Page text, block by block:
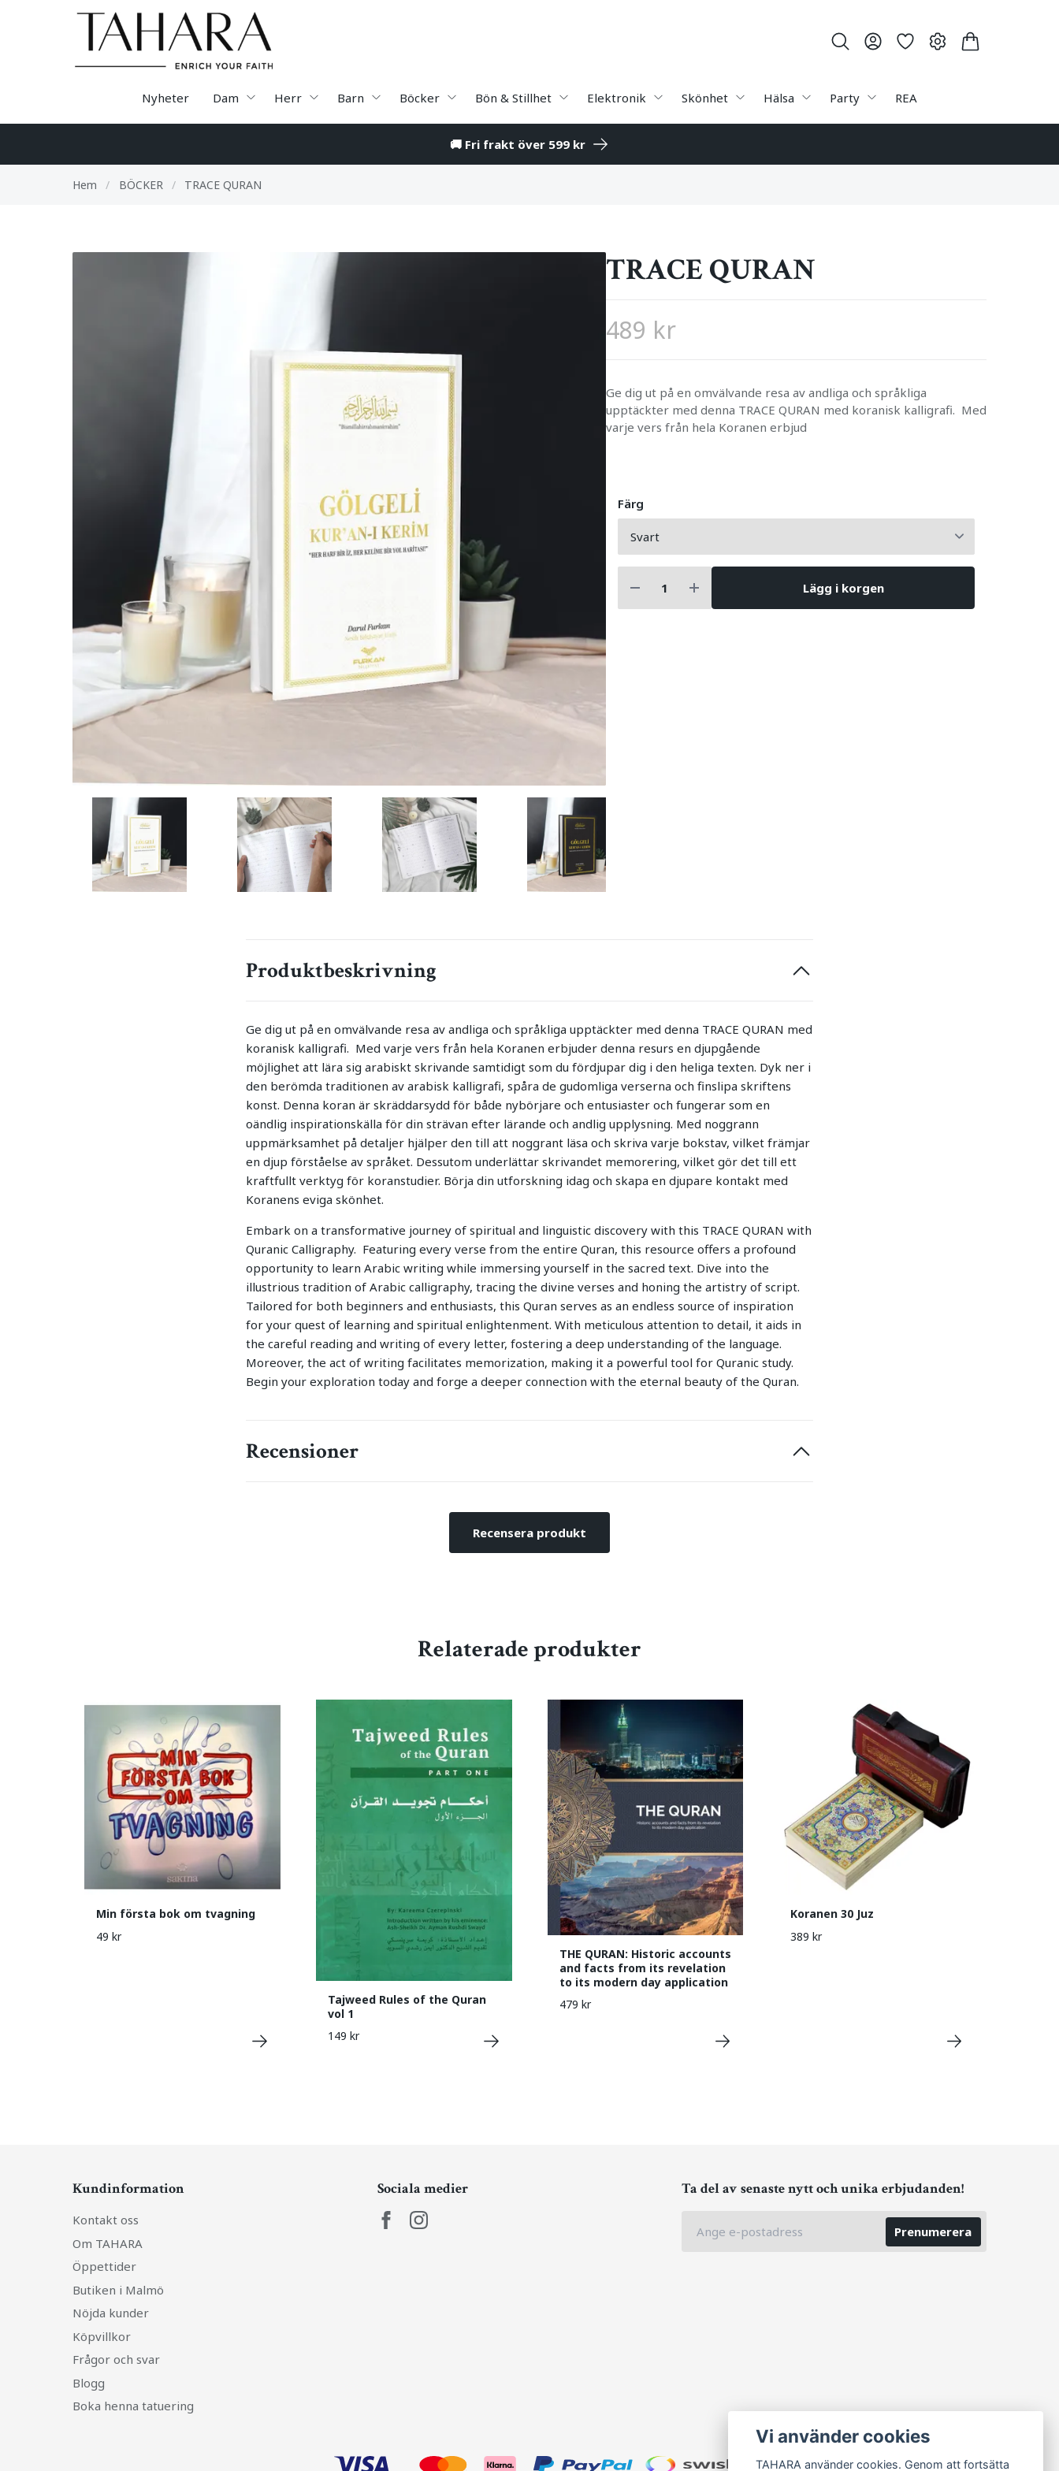
Nyheter Dam Herr Barn Böcker Bön & Stillhet Elektronik Skönhet Hälsa Party REA
🚚 Fri frakt över 599 kr
Hem / BÖCKER / TRACE QURAN
TRACE QURAN
489 kr
Ge dig ut på en omvälvande resa av andliga och språkliga
upptäckter med denna TRACE QURAN med koranisk kalligrafi. Med
varje vers från hela Koranen erbjud
Färg
Lägg i korgen
Produktbeskrivning
Ge dig ut på en omvälvande resa av andliga och språkliga upptäckter med denna TRACE QURAN med
koranisk kalligrafi. Med varje vers från hela Koranen erbjuder denna resurs en djupgående
möjlighet att lära sig arabiskt skrivande samtidigt som du fördjupar dig i den heliga texten. Dyk ner i
den berömda traditionen av arabisk kalligrafi, spåra de gudomliga verserna och finslipa skriftens
konst. Denna koran är skräddarsydd för både nybörjare och entusiaster och fungerar som en
oändlig inspirationskälla för din strävan efter lärande och andlig upplysning. Med noggrann
uppmärksamhet på detaljer hjälper den till att noggrant läsa och skriva varje bokstav, vilket främjar
en djup förståelse av språket. Dessutom underlättar skrivandet memorering, vilket gör det till ett
kraftfullt verktyg för koranstudier. Börja din utforskning idag och skapa en djupare kontakt med
Koranens eviga skönhet.
Embark on a transformative journey of spiritual and linguistic discovery with this TRACE QURAN with
Quranic Calligraphy. Featuring every verse from the entire Quran, this resource offers a profound
opportunity to learn Arabic writing while immersing yourself in the sacred text. Dive into the
illustrious tradition of Arabic calligraphy, tracing the divine verses and honing the artistry of script.
Tailored for both beginners and enthusiasts, this Quran serves as an endless source of inspiration
for your quest of learning and spiritual enlightenment. With meticulous attention to detail, it aids in
the careful reading and writing of every letter, fostering a deep understanding of the language.
Moreover, the act of writing facilitates memorization, making it a powerful tool for Quranic study.
Begin your exploration today and forge a deeper connection with the eternal beauty of the Quran.
Recensioner
Recensera produkt
Relaterade produkter
Min första bok om tvagning
49 kr
Tajweed Rules of the Quran
vol 1
149 kr
THE QURAN: Historic accounts
and facts from its revelation
to its modern day application
479 kr
Koranen 30 Juz
389 kr
Kundinformation
Kontakt oss
Om TAHARA
Öppettider
Butiken i Malmö
Nöjda kunder
Köpvillkor
Frågor och svar
Blogg
Boka henna tatuering
Sociala medier Ta del av senaste nytt och unika erbjudanden!
Prenumerera
Vi använder cookies
TAHARA använder cookies. Genom att fortsätta